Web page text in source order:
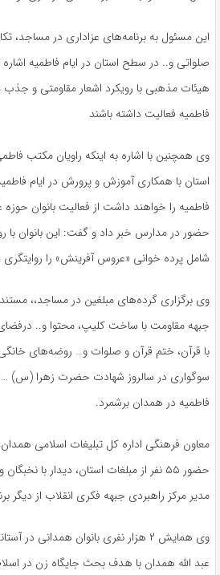
این مسئول به برنامه‌های عزاداری در مساجد،
صلواتی و.. در سطح استان در ایام فاطمیه
هیئات مذهبی با رویکرد اشعار مقاومتی و
فاطمیه فعالیت داشته باشند
استان با همکاری آموزش و پرورش در ایام
فاطمیه را خواهند داشت از فعالیت بانوان حوزه
حضور در مدارس خبر داد و گفت: این بانوان با
شامل پرده خوانی «عروس آفرینش» را
وی برگزاری گرده‌های مبلغین در مساجد،،
جبهه مقاومت با ساخت کلیپ، محتوا و..
با قرآن، ختم قرآن و صلوات و… روضه‌های خانگی
سوگواری در سالروز شهادت حضرت زهرا (س) … را
فاطمیه در همدان برشمرد.
معاون فرهنگی اداره کل تبلیغات اسلامی
حضور ۵۵ نفر از مبلغات استان، دیدار با
مدیر مرکز راهبردی جبهه فکری انقلاب از دیگر
وی همایش ۲ هزار نفری بانوان همدانی در
عبد الله همدان با هدف بحث جایگاه زن در